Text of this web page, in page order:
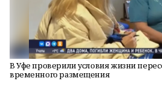
В Уфе проверили условия жизни
временного размещения